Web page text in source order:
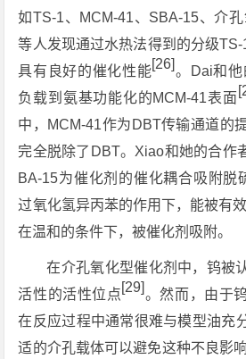
如TS-1、MCM-41、SBA-15、介
等人发现通过水热法得到的分级
具有良好的催化性能[26]。Dai和
负载到氨基功能化的MCM-41表面
中，MCM-41作为DBT传输通道的
完全脱除了DBT。Xiao和她的合作
BA-15为催化剂的催化耦合吸附脱
过氧化氢异丙苯的作用下，能被有
在温和的条件下，被催化剂吸附。
在介孔氧化型催化剂中，钨被
活性的活性位点[29]。然而，由于
在反应过程中通常很难与模型油充
适的介孔载体可以避免这种不良影